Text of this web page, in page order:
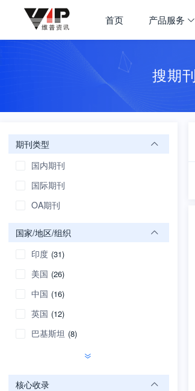
首页 产品服务
期刊大全 首页
搜期刊
期刊类型
国内期刊
国际期刊
OA期刊
国家/地区/组织
印度 (31)
美国 (26)
中国 (16)
英国 (12)
巴基斯坦 (8)
核心收录